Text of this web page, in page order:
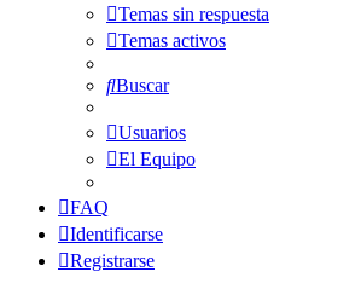
Temas sin respuesta
Temas activos
Buscar
Usuarios
El Equipo
FAQ
Identificarse
Registrarse